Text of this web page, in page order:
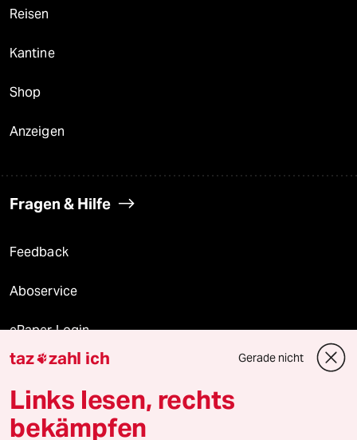
Reisen
Kantine
Shop
Anzeigen
Fragen & Hilfe
Feedback
Aboservice
ePaper Login
Downloads für Abonnierende
taz zahl ich Gerade nicht
Links lesen, rechts
bekämpfen